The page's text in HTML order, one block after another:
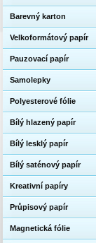
Barevný karton
Velkoformátový papír
Pauzovací papír
Samolepky
Polyesterové fólie
Bílý hlazený papír
Bílý lesklý papír
Bílý saténový papír
Kreativní papíry
Průpisový papír
Magnetická fólie